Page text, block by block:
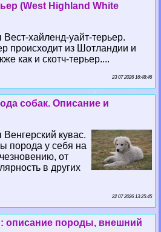
(West Highland White
хайленд-уайт-терьер.
происходит из Шотландии и
как и скотч-терьер....
23 07 2026 16:48:46
собак. Описание и
кувас.
порода у себя на
от
в других
22 07 2026 13:25:45
описание породы, внешний